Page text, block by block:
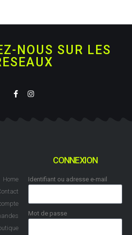
NOUS SUR LES
Home
CONNEXION
Identifiant ou adresse e-mail
Mot de passe